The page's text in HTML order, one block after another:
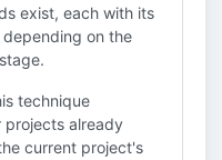
exist, each with its
on the
technique
projects already
current project's